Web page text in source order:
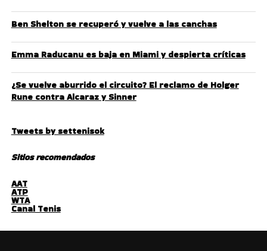
Ben Shelton se recuperó y vuelve a las canchas
Emma Raducanu es baja en Miami y despierta críticas
¿Se vuelve aburrido el circuito? El reclamo de Holger
Rune contra Alcaraz y Sinner
Tweets by settenisok
Sitios recomendados
AAT
ATP
WTA
Canal Tenis